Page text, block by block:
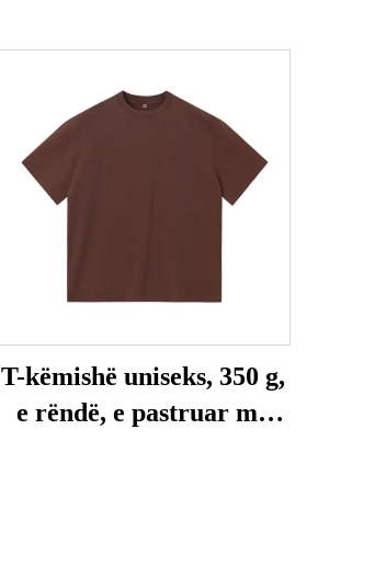
T-këmishë uniseks, 350 g,
e rëndë, e pastruar me